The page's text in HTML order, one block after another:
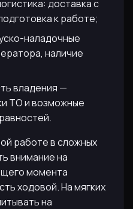
доставка с
к работе;
наладочные
наличие
владения —
ТО и возможные
работе в сложных
внимание на
момента
ходовой. На мягких
на